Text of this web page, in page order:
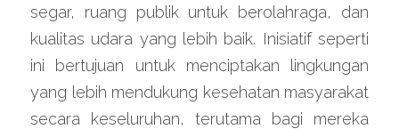
segar, ruang publik untuk berolahraga, dan
kualitas udara yang lebih baik. Inisiatif seperti
ini bertujuan untuk menciptakan lingkungan
yang lebih mendukung kesehatan masyarakat
secara keseluruhan, terutama bagi mereka